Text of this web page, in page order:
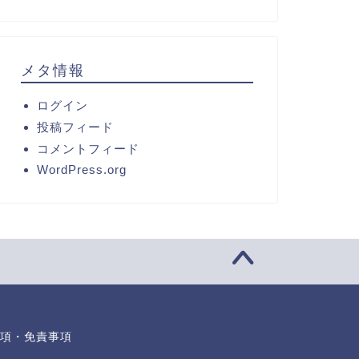
メタ情報
ログイン
投稿フィード
コメントフィード
WordPress.org
・免責事項